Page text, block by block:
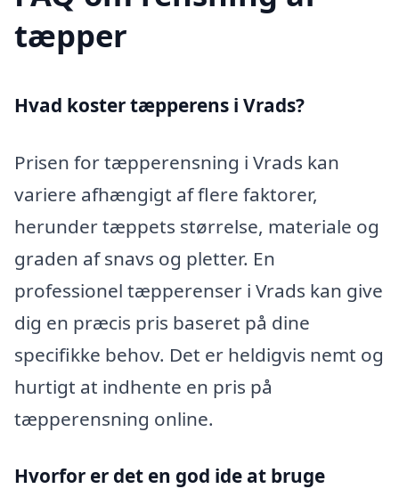
tæpper
Hvad koster tæpperens i Vrads?
Prisen for tæpperensning i Vrads kan
variere afhængigt af flere faktorer,
herunder tæppets størrelse, materiale og
graden af snavs og pletter. En
professionel tæpperenser i Vrads kan give
dig en præcis pris baseret på dine
specifikke behov. Det er heldigvis nemt og
hurtigt at indhente en pris på
tæpperensning online.
Hvorfor er det en god ide at bruge